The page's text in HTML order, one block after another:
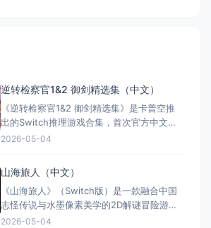
逆转检察官1&2 御剑精选集（中文）
《逆转检察官1&2 御剑精选集》是卡普空推
出的Switch推理游戏合集，首次官方中文
化，收录NDS时代两部作品的高清重制版。
据、揭露谎言。原版设计师岩元辰郎重绘
100+角色形象，支持像素与高清画风切换，
并内置海量资料“
2026-05-04
山海旅人（中文）
《山海旅人》（Switch版）是一款融合中国
志怪传说与水墨像素美学的2D解谜冒险游
戏。玩家扮演“逆梦师”七云，进入他人记忆碎
2026-05-04